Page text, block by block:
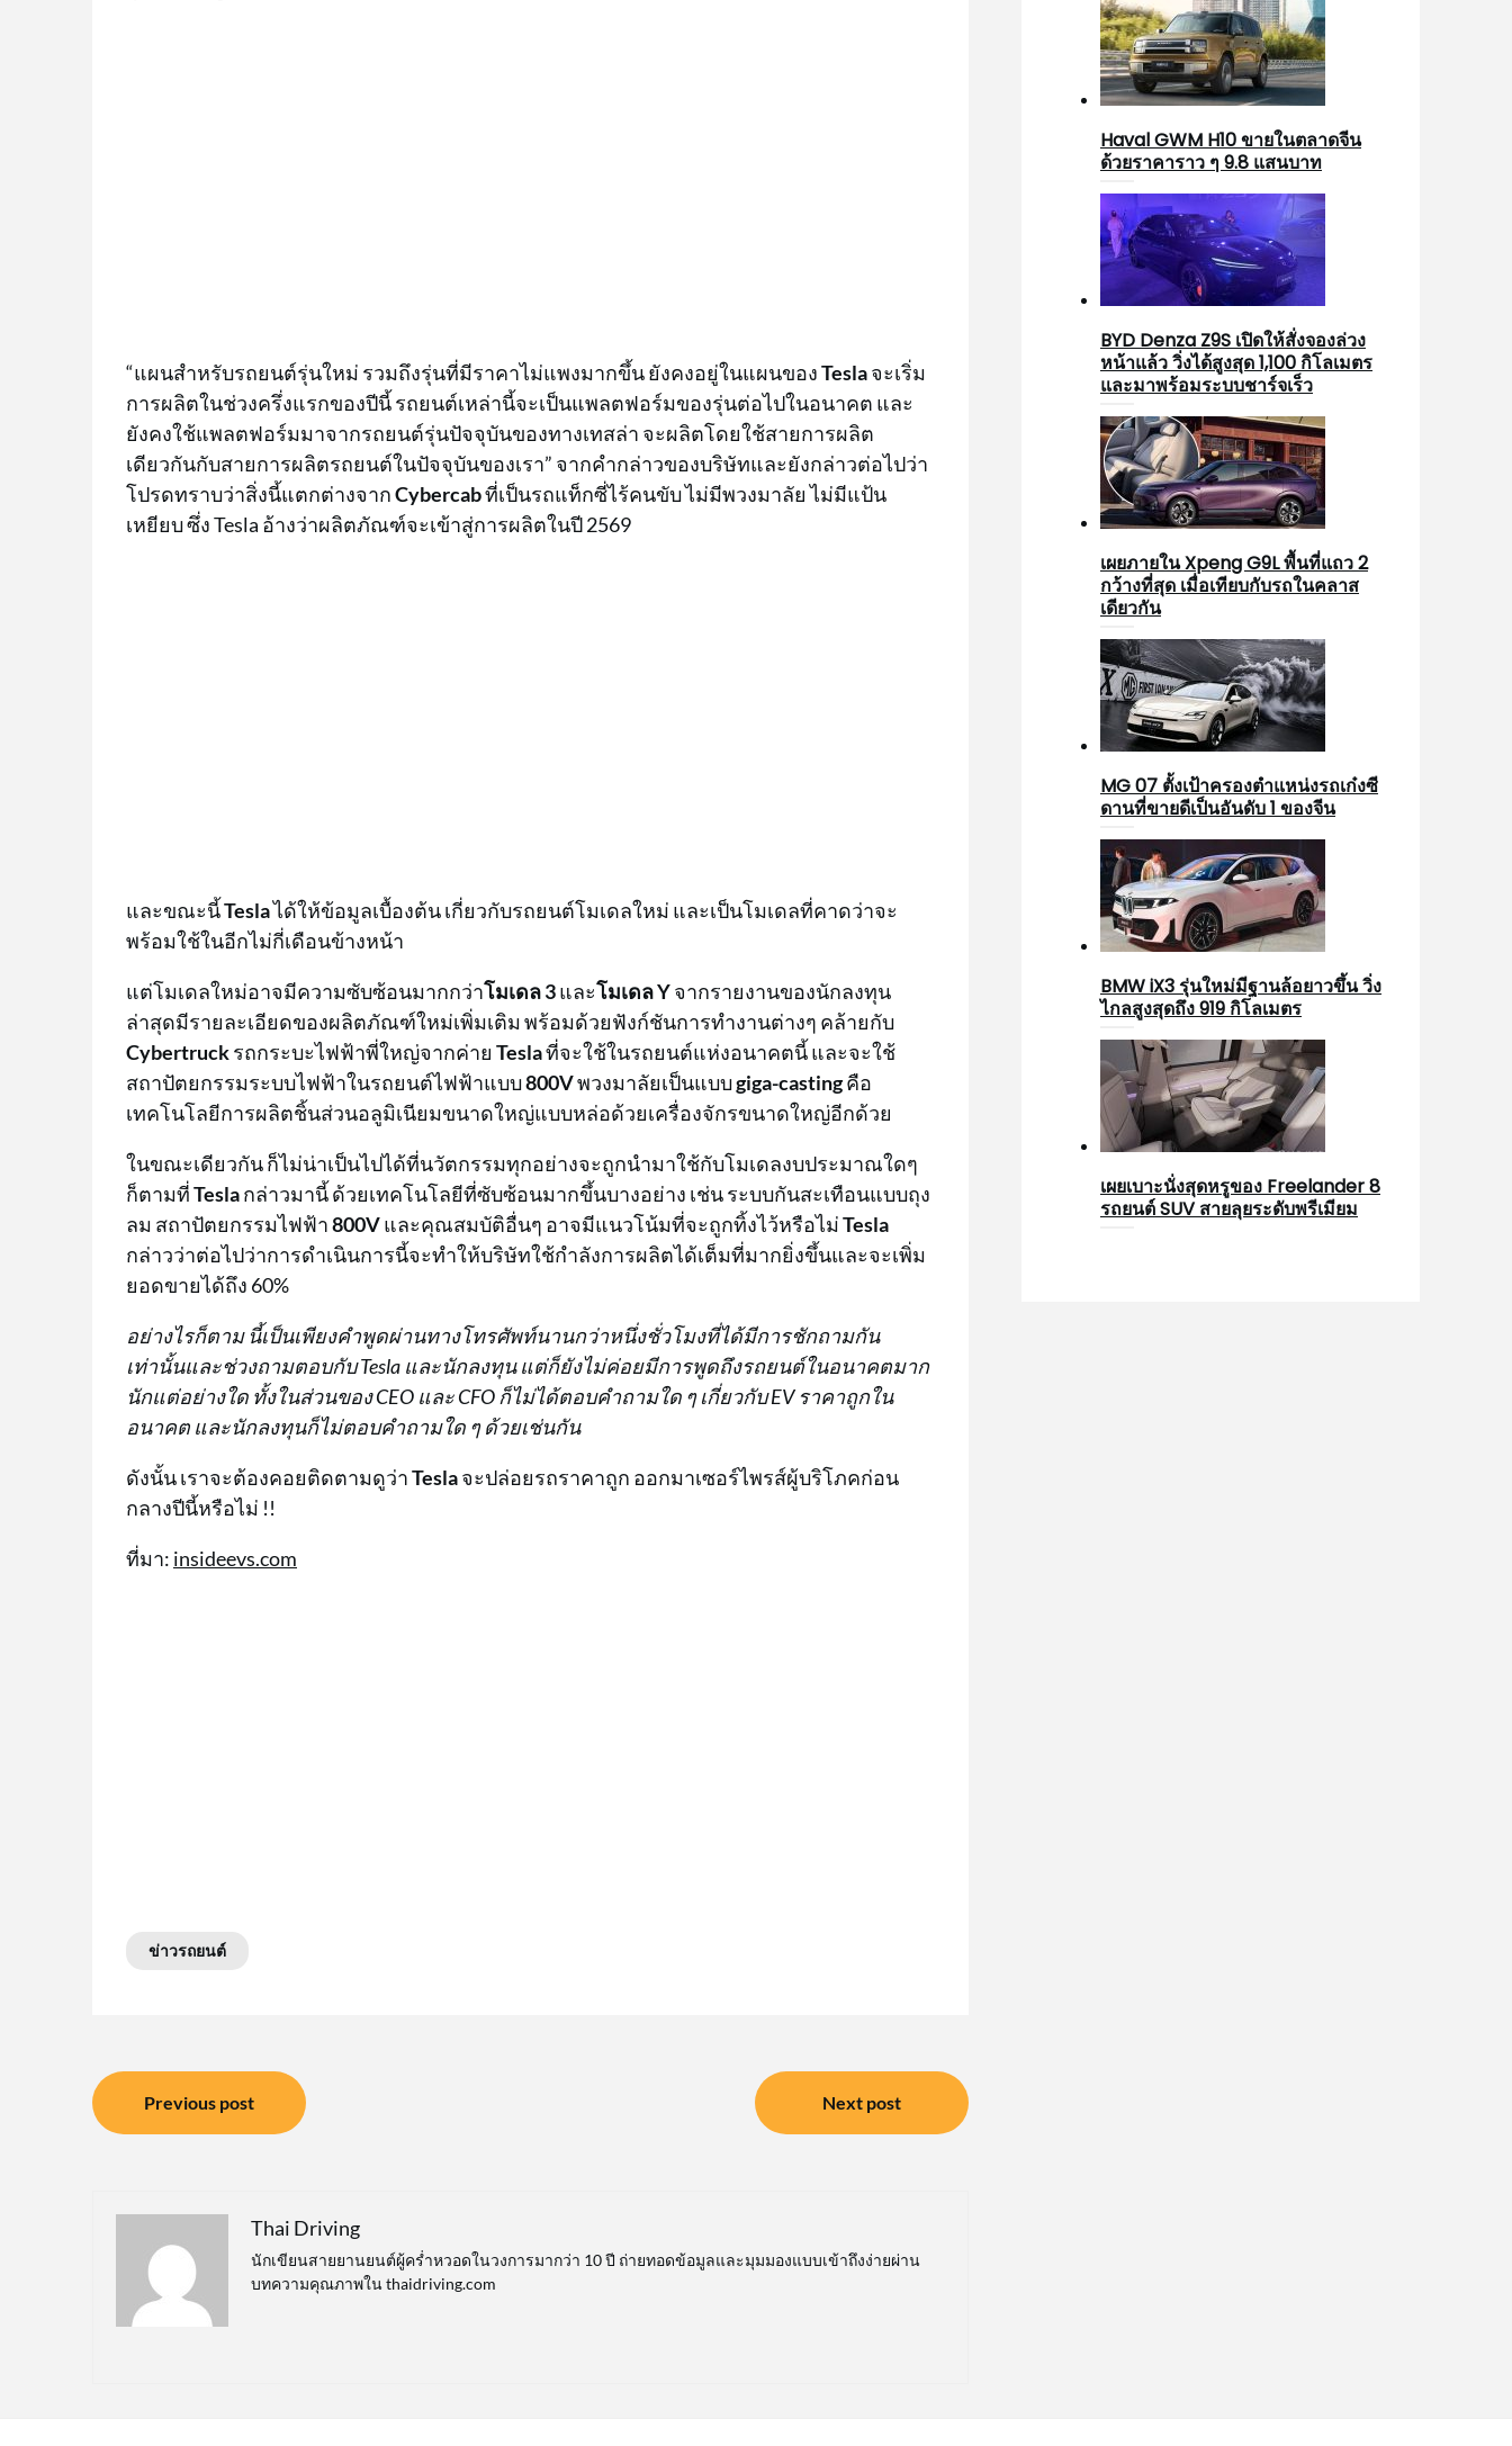
“แผนสำหรับรถยนต์รุ่นใหม่ รวมถึงรุ่นที่มีราคาไม่แพงมากขึ้น ยังคงอยู่ในแผนของTeslaจะเริ่ม
การผลิตในช่วงครึ่งแรกของปีนี้ รถยนต์เหล่านี้จะเป็นแพลตฟอร์มของรุ่นต่อไปในอนาคต และ
ยังคงใช้แพลตฟอร์มมาจากรถยนต์รุ่นปัจจุบันของทางเทสล่า จะผลิตโดยใช้สายการผลิต
เดียวกันกับสายการผลิตรถยนต์ในปัจจุบันของเรา” จากคำกล่าวของบริษัทและยังกล่าวต่อไปว่า
โปรดทราบว่าสิ่งนี้แตกต่างจากCybercabที่เป็นรถแท็กซี่ไร้คนขับ ไม่มีพวงมาลัย ไม่มีแป้น
เหยียบ ซึ่ง Tesla อ้างว่าผลิตภัณฑ์จะเข้าสู่การผลิตในปี 2569
และขณะนี้Teslaได้ให้ข้อมูลเบื้องต้น เกี่ยวกับรถยนต์โมเดลใหม่ และเป็นโมเดลที่คาดว่าจะ
พร้อมใช้ในอีกไม่กี่เดือนข้างหน้า
แต่โมเดลใหม่อาจมีความซับซ้อนมากกว่าโมเดล 3และโมเดล Yจากรายงานของนักลงทุน
ล่าสุดมีรายละเอียดของผลิตภัณฑ์ใหม่เพิ่มเติม พร้อมด้วยฟังก์ชันการทำงานต่างๆ คล้ายกับ
Cybertruckรถกระบะไฟฟ้าพี่ใหญ่จากค่าย Teslaที่จะใช้ในรถยนต์แห่งอนาคตนี้ และจะใช้
สถาปัตยกรรมระบบไฟฟ้าในรถยนต์ไฟฟ้าแบบ800Vพวงมาลัยเป็นแบบgiga-castingคือ
เทคโนโลยีการผลิตชิ้นส่วนอลูมิเนียมขนาดใหญ่แบบหล่อด้วยเครื่องจักรขนาดใหญ่อีกด้วย
ในขณะเดียวกัน ก็ไม่น่าเป็นไปได้ที่นวัตกรรมทุกอย่างจะถูกนำมาใช้กับโมเดลงบประมาณใดๆ
ก็ตามที่Teslaกล่าวมานี้ ด้วยเทคโนโลยีที่ซับซ้อนมากขึ้นบางอย่าง เช่น ระบบกันสะเทือนแบบถุง
ลม สถาปัตยกรรมไฟฟ้า800Vและคุณสมบัติอื่นๆ อาจมีแนวโน้มที่จะถูกทิ้งไว้หรือไม่Tesla
กล่าวว่าต่อไปว่าการดำเนินการนี้จะทำให้บริษัทใช้กำลังการผลิตได้เต็มที่มากยิ่งขึ้นและจะเพิ่ม
ยอดขายได้ถึง 60%
อย่างไรก็ตาม นี้เป็นเพียงคำพูดผ่านทางโทรศัพท์นานกว่าหนึ่งชั่วโมงที่ได้มีการชักถามกัน
เท่านั้นและช่วงถามตอบกับ Tesla และนักลงทุน แต่ก็ยังไม่ค่อยมีการพูดถึงรถยนต์ในอนาคตมาก
นักแต่อย่างใด ทั้งในส่วนของ CEO และ CFO ก็ไม่ได้ตอบคำถามใด ๆ เกี่ยวกับ EV ราคาถูกใน
อนาคต และนักลงทุนก็ไม่ตอบคำถามใด ๆ ด้วยเช่นกัน
ดังนั้น เราจะต้องคอยติดตามดูว่าTeslaจะปล่อยรถราคาถูก ออกมาเซอร์ไพรส์ผู้บริโภคก่อน
กลางปีนี้หรือไม่ !!
ที่มา: insideevs.com
ข่าวรถยนต์
แนะแนว
เรื่อง
Previous post Next post
Thai Driving
นักเขียนสายยานยนต์ผู้คร่ำหวอดในวงการมากว่า 10 ปี ถ่ายทอดข้อมูลและมุมมองแบบเข้าถึงง่ายผ่าน
บทความคุณภาพใน thaidriving.com
Haval GWM H10 ขายในตลาดจีน
ด้วยราคาราว ๆ 9.8 แสนบาท
BYD Denza Z9S เปิดให้สั่งจองล่วง
หน้าแล้ว วิ่งได้สูงสุด 1,100 กิโลเมตร
และมาพร้อมระบบชาร์จเร็ว
เผยภายใน Xpeng G9L พื้นที่แถว 2
กว้างที่สุด เมื่อเทียบกับรถในคลาส
เดียวกัน
MG 07 ตั้งเป้าครองตำแหน่งรถเก๋งซี
ดานที่ขายดีเป็นอันดับ 1 ของจีน
BMW iX3 รุ่นใหม่มีฐานล้อยาวขึ้น วิ่ง
ไกลสูงสุดถึง 919 กิโลเมตร
เผยเบาะนั่งสุดหรูของ Freelander 8
รถยนต์ SUV สายลุยระดับพรีเมียม